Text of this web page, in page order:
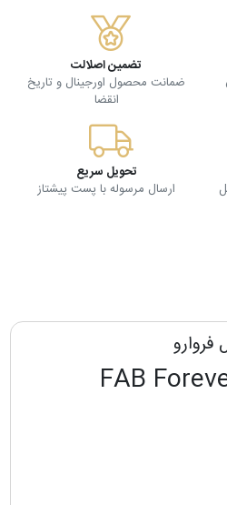
تضمین اصلالت
ضمانت محصول اورجینال و تاریخ
انقضا
تحویل سریع
ارسال مرسوله با پست پیشتاز
FAB